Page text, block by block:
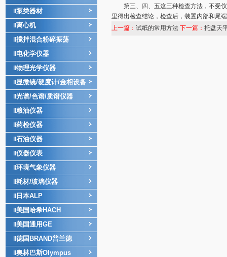
泵类器材
离心机
搅拌混合粉碎振荡
电化学仪器
物理光学仪器
显微镜/硬度计/金相设备
光谱/色谱/质谱仪器
粮油仪器
药检仪器
石油仪器
仪器仪表
环境气象仪器
耗材/玻璃仪器
日本ALP
美国哈希HACH
美国通用GE
德国BRAND普兰德
奥林巴斯Olympus
第三、四、五这三种检查方法，不受仪
里得出检查结论，检查后，装置内部和尾
上一篇： 试纸的常用方法 下一篇： 托盘天